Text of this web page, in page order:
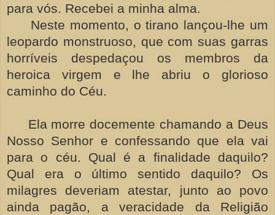
para vós. Recebei a minha alma.
Neste momento, o tirano lançou-lhe um
leopardo monstruoso, que com suas garras
horríveis despedaçou os membros da
heroica virgem e lhe abriu o glorioso
caminho do Céu.
Ela morre docemente chamando a Deus
Nosso Senhor e confessando que ela vai
para o céu. Qual é a finalidade daquilo?
Qual era o último sentido daquilo? Os
milagres deveriam atestar, junto ao povo
ainda pagão, a veracidade da Religião